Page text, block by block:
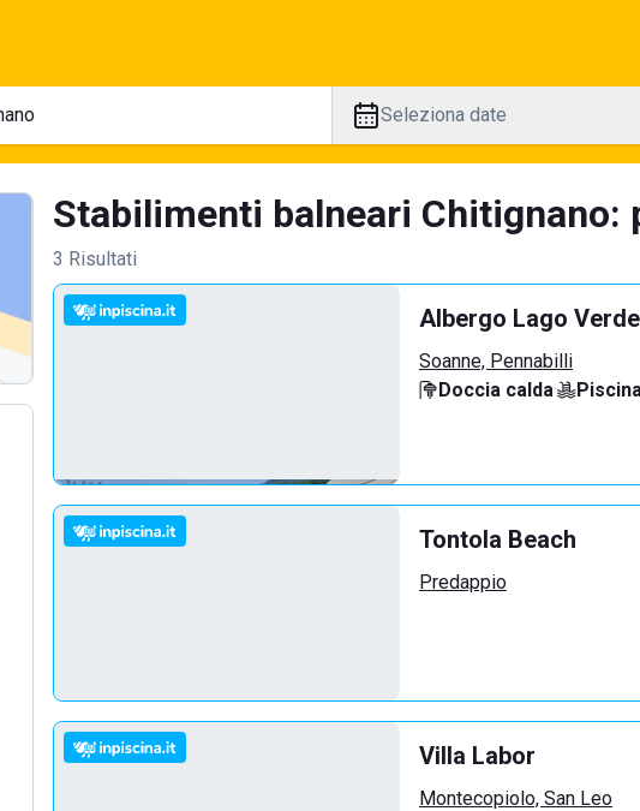
Seleziona date
Stabilimenti balneari Chitignano:
3 Risultati
Albergo Lago Verde
Soanne, Pennabilli
Doccia calda·
Tontola Beach
Predappio
Villa Labor
Montecopiolo, San Leo